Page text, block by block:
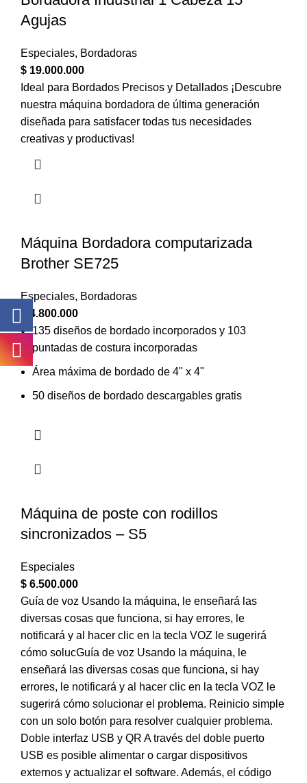
Agujas
Especiales, Bordadoras
$ 19.000.000
Ideal para Bordados Precisos y Detallados ¡Descubre
nuestra máquina bordadora de última generación
diseñada para satisfacer todas tus necesidades
creativas y productivas!
Máquina Bordadora computarizada
Brother SE725
Especiales, Bordadoras
4.800.000
135 diseños de bordado incorporados y 103
puntadas de costura incorporadas
Área máxima de bordado de 4" x 4"
50 diseños de bordado descargables gratis
Máquina de poste con rodillos
sincronizados – S5
Especiales
$ 6.500.000
Guía de voz Usando la máquina, le enseñará las
diversas cosas que funciona, si hay errores, le
notificará y al hacer clic en la tecla VOZ le sugerirá
cómo solucGuía de voz Usando la máquina, le
enseñará las diversas cosas que funciona, si hay
errores, le notificará y al hacer clic en la tecla VOZ le
sugerirá cómo solucionar el problema. Reinicio simple
con un solo botón para resolver cualquier problema.
Doble interfaz USB y QR A través del doble puerto
USB es posible alimentar o cargar dispositivos
externos y actualizar el software. Además, el código